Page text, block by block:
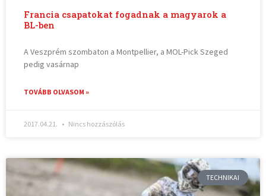
Francia csapatokat fogadnak a magyarok a
BL-ben
A Veszprém szombaton a Montpellier, a MOL-Pick Szeged
pedig vasárnap
TOVÁBB OLVASOM »
2017.04.21. Nincs hozzászólás
TECHNIKAI